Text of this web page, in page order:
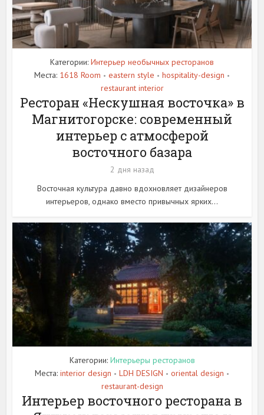
Категории: Интерьер необычных ресторанов
Места: 1618 Room • eastern style • hospitality-design •
restaurant interior
Ресторан «Нескушная восточка» в
Магнитогорске: современный
интерьер с атмосферой
восточного базара
2 дня назад
Восточная культура давно вдохновляет дизайнеров
интерьеров, однако вместо привычных ярких...
Категории: Интерьеры ресторанов
Места: interior design • LDH DESIGN • oriental design •
restaurant-design
Интерьер восточного ресторана в